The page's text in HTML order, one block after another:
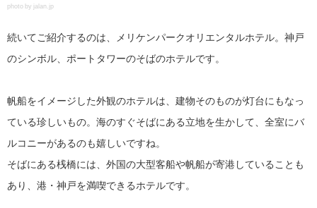
photo by jalan.jp
続いてご紹介するのは、メリケンパークオリエンタルホテル。神戸
のシンボル、ポートタワーのそばのホテルです。
帆船をイメージした外観のホテルは、建物そのものが灯台にもなっ
ている珍しいもの。海のすぐそばにある立地を生かして、全室にバ
ルコニーがあるのも嬉しいですね。
そばにある桟橋には、外国の大型客船や帆船が寄港していることも
あり、港・神戸を満喫できるホテルです。